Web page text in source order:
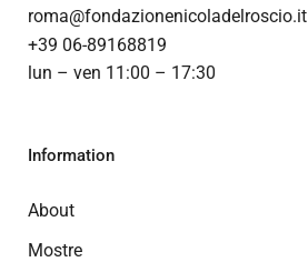
roma@fondazionenicoladelroscio.it
+39 06-89168819
lun – ven 11:00 – 17:30
Information
About
Mostre